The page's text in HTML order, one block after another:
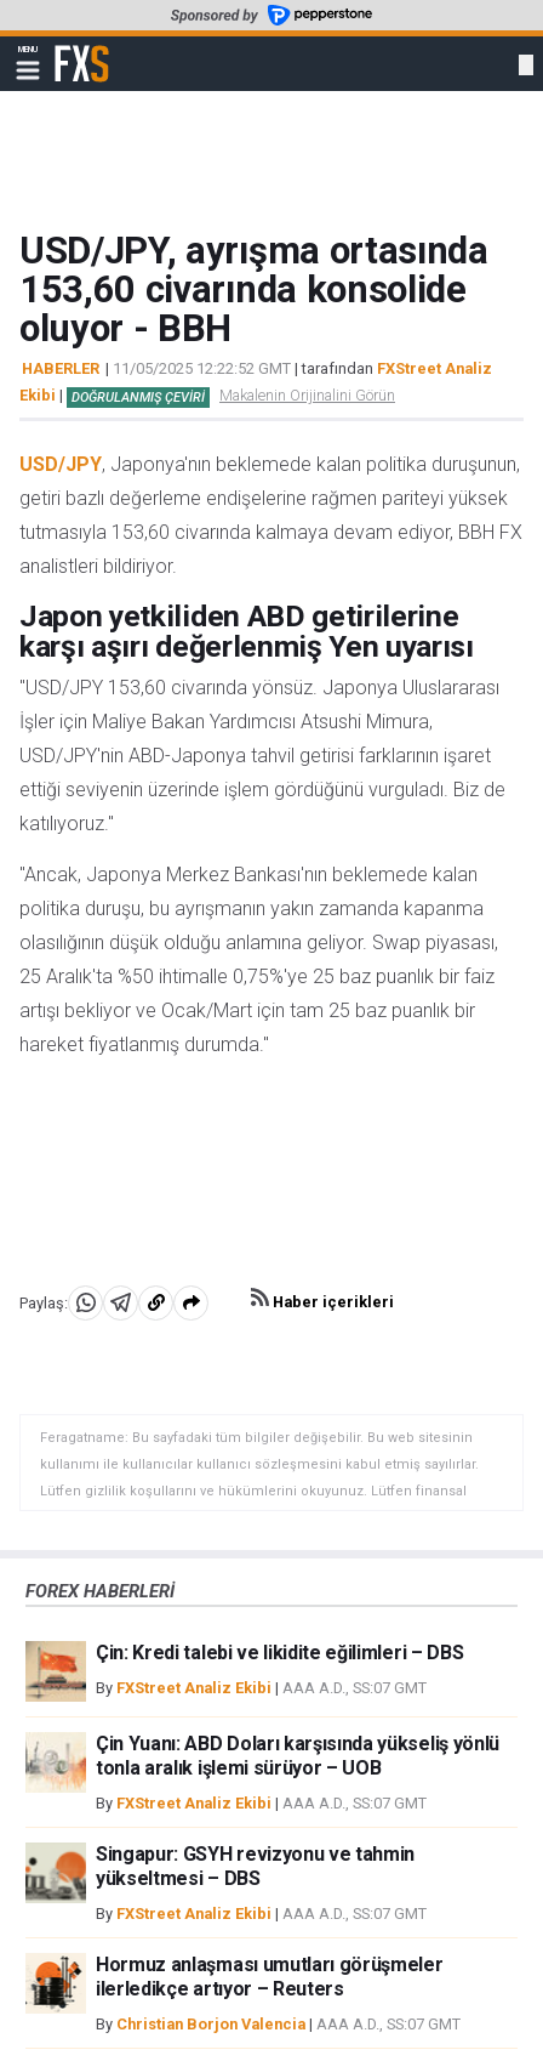
to
main
content
MENU
Show
navigation
FXStreet
USD/JPY, ayrışma ortasında
153,60 civarında konsolide
oluyor - BBH
HABERLER | 11/05/2025 12:22:52 GMT | tarafından FXStreet Analiz
Ekibi | DOĞRULANMIŞ ÇEVIRI Makalenin Orijinalini Görün
USD/JPY, Japonya'nın beklemede kalan politika duruşunun,
getiri bazlı değerleme endişelerine rağmen pariteyi yüksek
tutmasıyla 153,60 civarında kalmaya devam ediyor, BBH FX
analistleri bildiriyor.
Japon yetkiliden ABD getirilerine
karşı aşırı değerlenmiş Yen uyarısı
"USD/JPY 153,60 civarında yönsüz. Japonya Uluslararası
İşler için Maliye Bakan Yardımcısı Atsushi Mimura,
USD/JPY'nin ABD-Japonya tahvil getirisi farklarının işaret
ettiği seviyenin üzerinde işlem gördüğünü vurguladı. Biz de
katılıyoruz."
"Ancak, Japonya Merkez Bankası'nın beklemede kalan
politika duruşu, bu ayrışmanın yakın zamanda kapanma
olasılığının düşük olduğu anlamına geliyor. Swap piyasası,
25 Aralık'ta %50 ihtimalle 0,75%'ye 25 baz puanlık bir faiz
artışı bekliyor ve Ocak/Mart için tam 25 baz puanlık bir
hareket fiyatlanmış durumda."
Paylaş:
WhatsApp'da
Telegram'da
Panoya
Haber içerikleri
Feragatname: Bu sayfadaki tüm bilgiler değişebilir. Bu web sitesinin
kullanımı ile kullanıcılar kullanıcı sözleşmesini kabul etmiş sayılırlar.
Lütfen gizlilik koşullarını ve hükümlerini okuyunuz. Lütfen finansal
bir alan olmayabilir. Diğer finansal araçlar içinden döviz ticaretini tercih
iştahınızı dikkatlice gözden geçiriniz. FXStreet’de ifade edilen görüşler
bireysel yazarlara aittir, fxstreet.com veya yönetimin görüşlerini ifade
etmemektedir. Bilgilerde hatalar yada eksikler bulunabilir. FXStreet
bağımsız yazarların görüşlerini doğrulamak zorunda değildir.
FXStreet’de verilen herhangi bir görüş, haber, araştırma, analiz, fiyatlar
veya fxstreet.comtarafından bu sitede yayınlanan bilgiler çalışanlar,
ortaklar yada katkıda bulunanlar tarafından genel piyasa yorumu olarak
bilgilerin kullanımı nedeniyle doğrudan yada dolaylı olarak ortaya
çıkabilecek herhangi bir kar kaybı herhangi bir sınırlama olmaksızın
herhangi bir kayıp ya da hasar için sorumluluk kabul etmemektedir.
FOREX HABERLERİ
Çin: Kredi talebi ve likidite eğilimleri – DBS
By FXStreet Analiz Ekibi | AAA A.D., SS:07 GMT
Çin Yuanı: ABD Doları karşısında yükseliş yönlü
tonla aralık işlemi sürüyor – UOB
By FXStreet Analiz Ekibi | AAA A.D., SS:07 GMT
Singapur: GSYH revizyonu ve tahmin
yükseltmesi – DBS
By FXStreet Analiz Ekibi | AAA A.D., SS:07 GMT
Hormuz anlaşması umutları görüşmeler
ilerledikçe artıyor – Reuters
By Christian Borjon Valencia | AAA A.D., SS:07 GMT